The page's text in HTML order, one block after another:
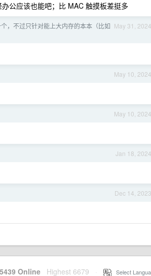
公应该也能吧；比 MAC 触摸板差挺多
May 31, 2024
，不过只针对能上大内存的本本（比如
May 10, 2024
May 10, 2024
Jan 18, 2024
Dec 14, 2023
Online Highest 6679 Select